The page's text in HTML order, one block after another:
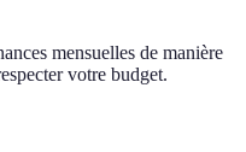
mensuelles de manière
votre budget.